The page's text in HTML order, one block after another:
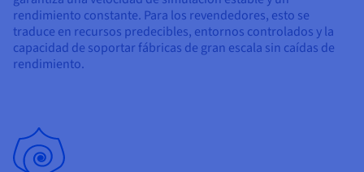
rendimiento constante. Para los revendedores, esto se
traduce en recursos predecibles, entornos controlados y la
capacidad de soportar fábricas de gran escala sin caídas de
rendimiento.